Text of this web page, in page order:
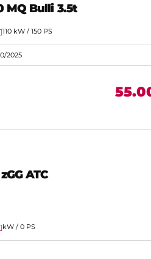
MQ Bulli 3.5t
110 kW / 150 PS
2025
ATC
kW / 0 PS